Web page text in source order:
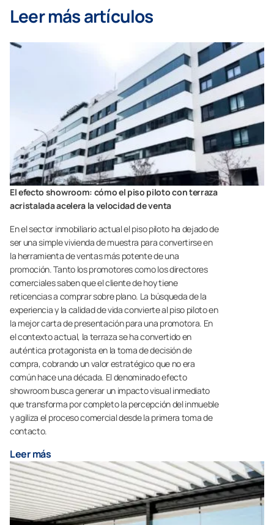
Leer más artículos
El efecto showroom: cómo el piso piloto con terraza
acristalada acelera la velocidad de venta
En el sector inmobiliario actual el piso piloto ha dejado de
ser una simple vivienda de muestra para convertirse en
la herramienta de ventas más potente de una
promoción. Tanto los promotores como los directores
comerciales saben que el cliente de hoy tiene
reticencias a comprar sobre plano. La búsqueda de la
experiencia y la calidad de vida convierte al piso piloto en
la mejor carta de presentación para una promotora. En
el contexto actual, la terraza se ha convertido en
auténtica protagonista en la toma de decisión de
compra, cobrando un valor estratégico que no era
común hace una década. El denominado efecto
showroom busca generar un impacto visual inmediato
que transforma por completo la percepción del inmueble
y agiliza el proceso comercial desde la primera toma de
contacto.
Leer más